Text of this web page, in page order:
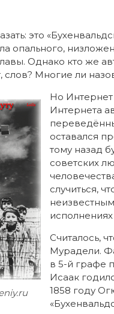
это
опального,
Однако кто же
Многие ли
Но Интернет
Интернета
оставался
тому назад
советских
случиться,
Считалось,
Мурадели.
в 5-й графе
Исаак
1858 году